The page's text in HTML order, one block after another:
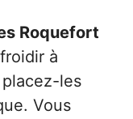
Roquefort
à
les
Vous